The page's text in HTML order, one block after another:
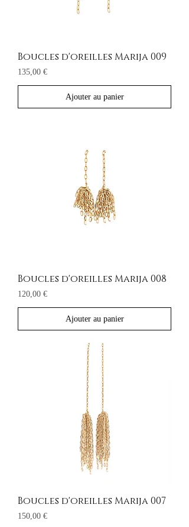
Boucles d'oreilles Marija 009
Prix
135,00 €
Ajouter au panier
Boucles d'oreilles Marija 008
Prix
120,00 €
Ajouter au panier
Boucles d'oreilles Marija 007
Prix
150,00 €